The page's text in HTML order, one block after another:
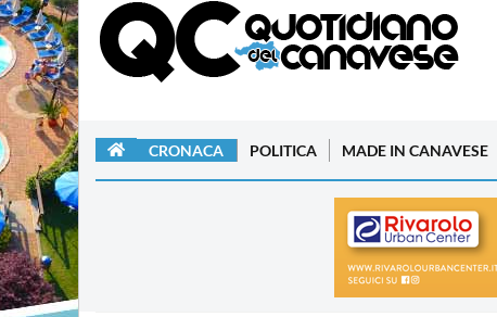
CRONACA POLITICA MADE IN CANAVESE